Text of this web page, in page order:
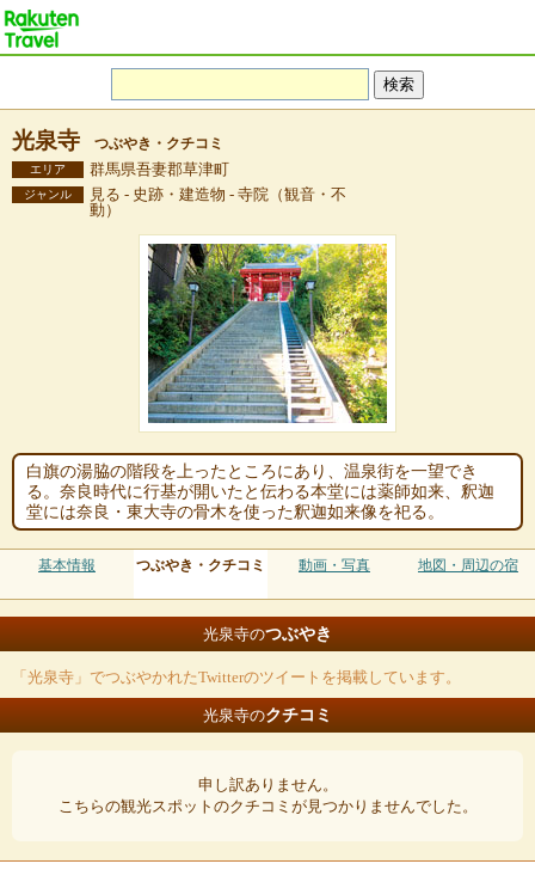
光泉寺 つぶやき・クチコミ
エリア 群馬県吾妻郡草津町
ジャンル
見る - 史跡・建造物 - 寺院（観音・不
動）
白旗の湯脇の階段を上ったところにあり、温泉街を一望でき
る。奈良時代に行基が開いたと伝わる本堂には薬師如来、釈迦
堂には奈良・東大寺の骨木を使った釈迦如来像を祀る。
基本情報 つぶやき・クチコミ 動画・写真 地図・周辺の宿
光泉寺のつぶやき
「光泉寺」でつぶやかれたTwitterのツイートを掲載しています。
光泉寺のクチコミ
申し訳ありません。
こちらの観光スポットのクチコミが見つかりませんでした。